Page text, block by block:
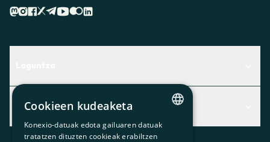
Centro de Ayuda
Aurkitu zerbitzurik egokiena zuretzat
Contacto
Albisteak
Albisteak
CATALAN
Cookieen kudeaketa
Konexio-datuak edota gailuaren datuak
tratatzen dituzten cookieak erabiltzen